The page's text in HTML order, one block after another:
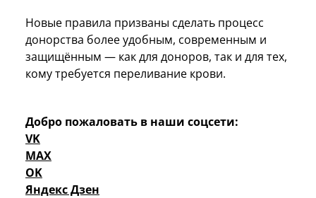
Новые правила призваны сделать процесс
донорства более удобным, современным и
защищённым — как для доноров, так и для тех,
кому требуется переливание крови.
Добро пожаловать в наши соцсети:
VK
MAX
OK
Яндекс Дзен